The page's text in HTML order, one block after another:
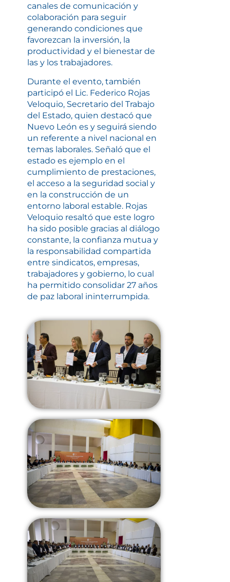
canales de comunicación y
colaboración para seguir
generando condiciones que
favorezcan la inversión, la
productividad y el bienestar de
las y los trabajadores.
Durante el evento, también
participó el Lic. Federico Rojas
Veloquio, Secretario del Trabajo
del Estado, quien destacó que
Nuevo León es y seguirá siendo
un referente a nivel nacional en
temas laborales. Señaló que el
estado es ejemplo en el
cumplimiento de prestaciones,
el acceso a la seguridad social y
en la construcción de un
entorno laboral estable. Rojas
Veloquio resaltó que este logro
ha sido posible gracias al diálogo
constante, la confianza mutua y
la responsabilidad compartida
entre sindicatos, empresas,
trabajadores y gobierno, lo cual
ha permitido consolidar 27 años
de paz laboral ininterrumpida.